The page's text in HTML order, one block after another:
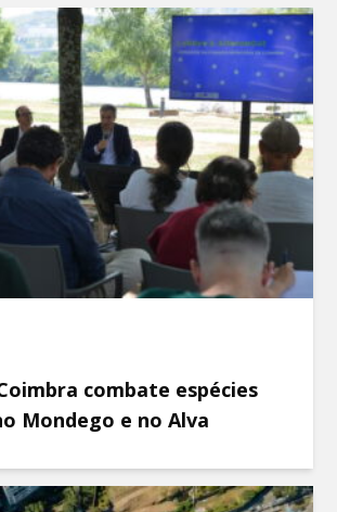
combate espécies
Mondego e no Alva